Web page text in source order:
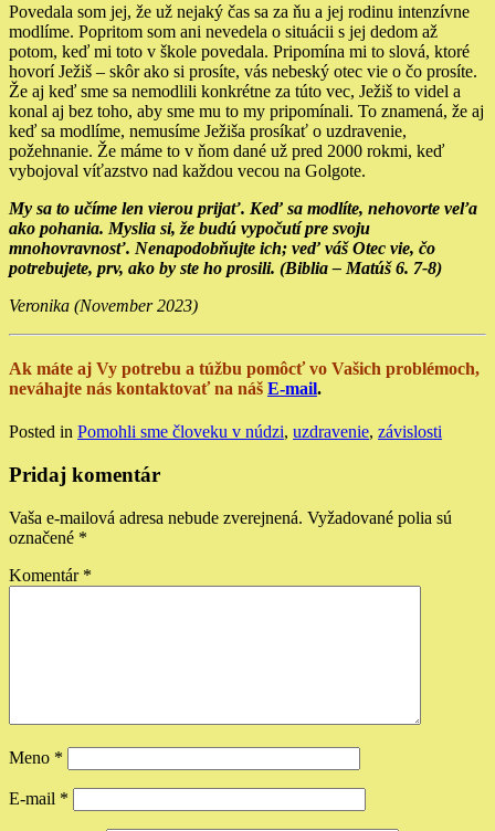
Povedala som jej, že už nejaký čas sa za ňu a jej rodinu intenzívne
modlíme. Popritom som ani nevedela o situácii s jej dedom až
potom, keď mi toto v škole povedala. Pripomína mi to slová, ktoré
hovorí Ježiš – skôr ako si prosíte, vás nebeský otec vie o čo prosíte.
Že aj keď sme sa nemodlili konkrétne za túto vec, Ježiš to videl a
konal aj bez toho, aby sme mu to my pripomínali. To znamená, že aj
keď sa modlíme, nemusíme Ježiša prosíkať o uzdravenie,
požehnanie. Že máme to v ňom dané už pred 2000 rokmi, keď
vybojoval víťazstvo nad každou vecou na Golgote.
My sa to učíme len vierou prijať. Keď sa modlíte, nehovorte veľa
ako pohania. Myslia si, že budú vypočutí pre svoju
mnohovravnosť. Nenapodobňujte ich; veď váš Otec vie, čo
potrebujete, prv, ako by ste ho prosili. (Biblia – Matúš 6. 7-8)
Veronika (November 2023)
Ak máte aj Vy potrebu a túžbu pomôcť vo Vašich problémoch,
neváhajte nás kontaktovať na náš E-mail.
Posted in Pomohli sme človeku v núdzi, uzdravenie, závislosti
Pridaj komentár
Vaša e-mailová adresa nebude zverejnená. Vyžadované polia sú
označené *
Komentár *
Meno *
E-mail *